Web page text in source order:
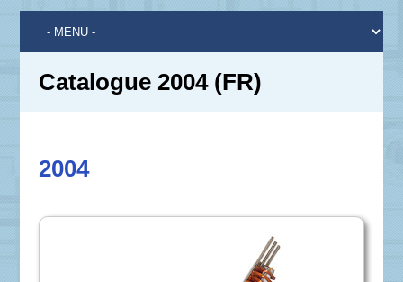
Catalogue 2004 (FR)
2004